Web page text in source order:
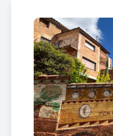
d’un poble que
artista.
Rossend
pintors: sabia
confidència.